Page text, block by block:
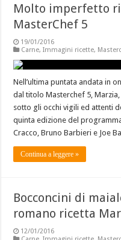
Molto imperfetto
MasterChef 5
19/01/2016
Carne,Immagini ricette,
Nell’ultima puntata andata in
dal titolo Masterchef 5,
sotto gli occhi vigili ed attenti
quinta edizione del
Cracco, Bruno Barbieri e Joe
Continua a leggere »
Bocconcini di
romano ricetta
12/01/2016